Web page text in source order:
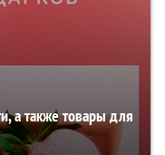
а также товары для